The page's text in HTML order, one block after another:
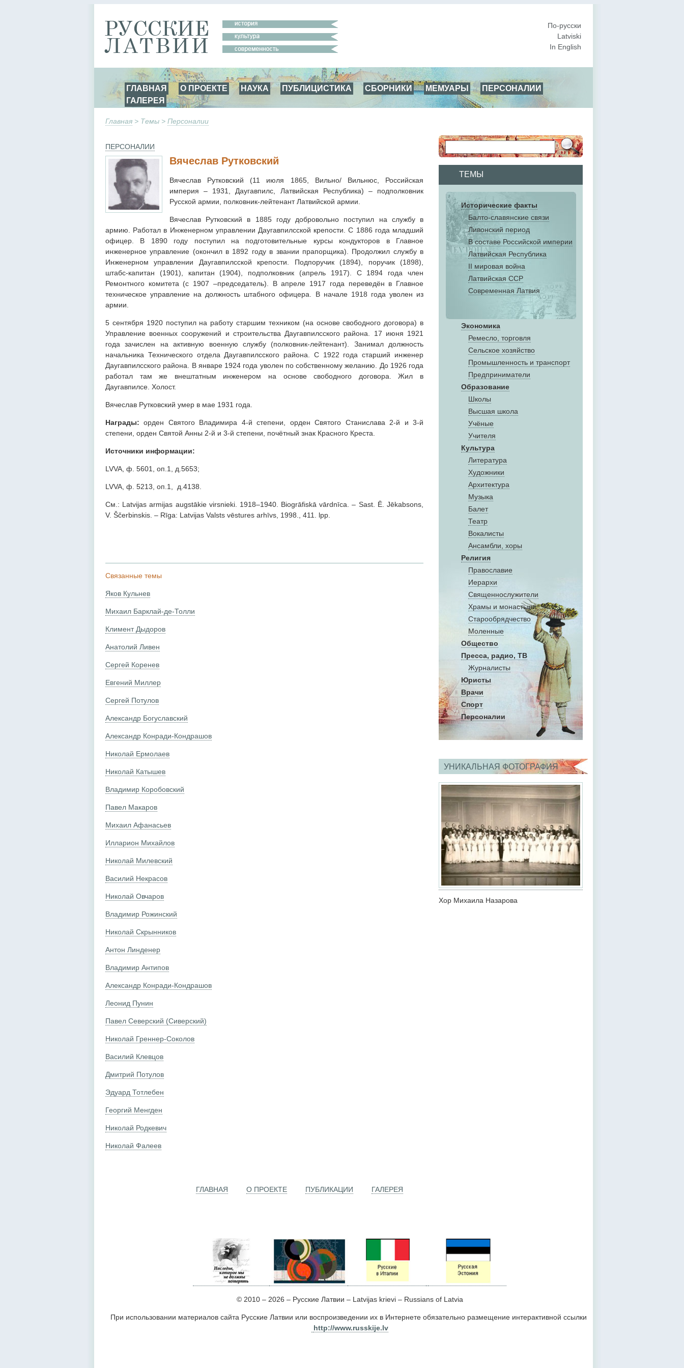
По-русски
Latviski
In English
ГЛАВНАЯ О ПРОЕКТЕ НАУКА ПУБЛИЦИСТИКА СБОРНИКИ МЕМУАРЫ
ПЕРСОНАЛИИ
ГАЛЕРЕЯ
Главная > Темы > Персоналии
ТЕМЫ
Исторические факты
Балто-славянские связи
Ливонский период
В составе Российской империи
Латвийская Республика
II мировая война
Латвийская ССР
Современная Латвия
Экономика
Ремесло, торговля
Сельское хозяйство
Промышленность и транспорт
Предприниматели
Образование
Школы
Высшая школа
Учёные
Учителя
Культура
Литература
Художники
Aрхитектура
Музыка
Балет
Театр
Вокалисты
Aнсамбли, хоры
Религия
Православие
Иерархи
Священнослужители
Храмы и монастыри
Старообрядчество
Моленные
Общество
Пресса, радио, ТВ
Журналисты
Юристы
Врачи
Спорт
Персоналии
УНИКАЛЬНАЯ ФОТОГРАФИЯ
Хор Михаила Назарова
ПЕРСОНАЛИИ
Вячеслав Рутковский
Вячеслав Рутковский (11 июля 1865, Вильно/ Вильнюс, Российская
империя – 1931, Даугавпилс, Латвийская Республика) – подполковник
Русской армии, полковник-лейтенант Латвийской армии.
Вячеслав Рутковский в 1885 году добровольно поступил на службу в
армию. Работал в Инженерном управлении Даугавпилсской крепости. С 1886 года младший
офицер. В 1890 году поступил на подготовительные курсы кондукторов в Главное
инженерное управление (окончил в 1892 году в звании прапорщика). Продолжил службу в
Инженерном управлении Даугавпилсской крепости. Подпоручик (1894), поручик (1898),
штабс-капитан (1901), капитан (1904), подполковник (апрель 1917). С 1894 года член
Ремонтного комитета (с 1907 –председатель). В апреле 1917 года переведён в Главное
техническое управление на должность штабного офицера. В начале 1918 года уволен из
армии.
5 сентября 1920 поступил на работу старшим техником (на основе свободного договора) в
Управление военных сооружений и строительства Даугавпилсского района. 17 июня 1921
года зачислен на активную военную службу (полковник-лейтенант). Занимал должность
начальника Технического отдела Даугавпилсского района. С 1922 года старший инженер
Даугавпилсского района. В январе 1924 года уволен по собственному желанию. До 1926 года
работал там же внештатным инженером на основе свободного договора. Жил в
Даугавпилсе. Холост.
Вячеслав Рутковский умер в мае 1931 года.
Награды:орден Святого Владимира 4-й степени, орден Святого Станислава 2-й и 3-й
степени, орден Святой Анны 2-й и 3-й степени, почётный знак Красного Креста.
Источники информации:
LVVA, ф. 5601, оп.1, д.5653;
LVVA, ф. 5213, оп.1, д.4138.
См.: Latvijas armijas augstākie virsnieki. 1918–1940. Biogrāfiskā vārdnīca. – Sast. Ē. Jēkabsons,
V. Ščerbinskis. – Rīga: Latvijas Valsts vēstures arhīvs, 1998., 411. lpp.
Связанные темы
Яков Кульнев
Михаил Барклай-де-Толли
Климент Дыдоров
Анатолий Ливен
Сергей Коренев
Евгений Миллер
Сергей Потулов
Александр Богуславский
Александр Конради-Кондрашов
Николай Ермолаев
Николай Катышев
Владимир Коробовский
Павел Макаров
Михаил Афанасьев
Илларион Михайлов
Николай Милевский
Василий Некрасов
Николай Овчаров
Владимир Рожинский
Николай Скрынников
Антон Линденер
Владимир Антипов
Александр Конради-Кондрашов
Леонид Пунин
Павел Северский (Сиверский)
Николай Греннер-Соколов
Василий Клевцов
Дмитрий Потулов
Эдуард Тотлебен
Георгий Менгден
Николай Родкевич
Николай Фалеев
ГЛАВНАЯ О ПРОЕКТЕ ПУБЛИКАЦИИ ГАЛЕРЕЯ
© 2010 – 2026 – Русские Латвии – Latvijas krievi – Russians of Latvia
При использовании материалов сайта Русские Латвии или воспроизведении их в Интернете обязательно размещение интерактивной ссылки
http://www.russkije.lv